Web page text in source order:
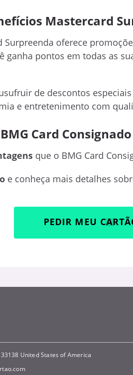
Mastercard
Surpreenda oferece
ganha pontos em todas as
de descontos
e entretenimento com
Card
que o BMG Card
e conheça mais detalhes
PEDIR MEU
United States of America